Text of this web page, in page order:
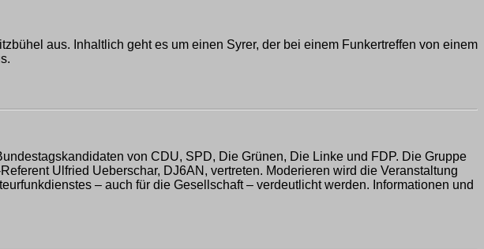
aus. Inhaltlich geht es um einen Syrer, der bei einem Funkertreffen von einem
von CDU, SPD, Die Grünen, Die Linke und FDP. Die Gruppe
Ulfried Ueberschar, DJ6AN, vertreten. Moderieren wird die Veranstaltung
– auch für die Gesellschaft – verdeutlicht werden. Informationen und